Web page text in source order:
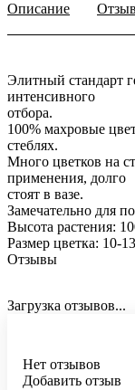
Описание
Элитный стандарт
интенсивного
отбора.
100% махровые
стеблях.
Много цветков на
применения, долго
стоят в вазе.
Замечательно для
Высота растения:
Размер цветка: 10-
Отзывы
Загрузка отзывов...
Нет отзывов
Добавить отзыв